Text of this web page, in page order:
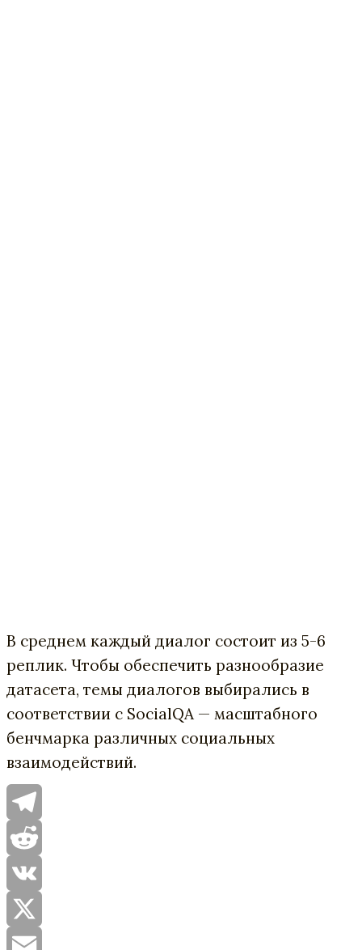
В среднем каждый диалог состоит из 5-6
реплик. Чтобы обеспечить разнообразие
датасета, темы диалогов выбирались в
соответствии с SocialQA — масштабного
бенчмарка различных социальных
взаимодействий.
Telegram
Reddit
VK
X